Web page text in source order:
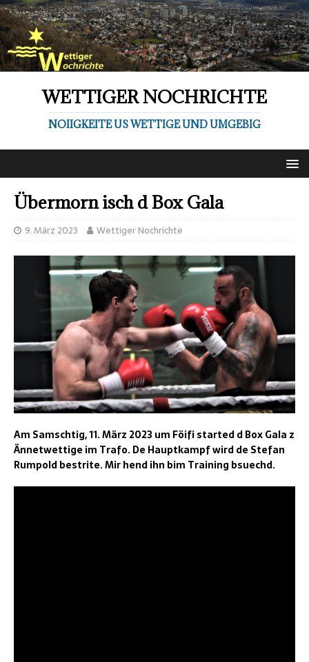
WETTIGER NOCHRICHTE
NOIIGKEITE US WETTIGE UND UMGEBIG
Übermorn isch d Box Gala
9. März 2023 Wettiger Nochrichte
Am Samschtig, 11. März 2023 um Föifi started d Box Gala z
Ännetwettige im Trafo. De Hauptkampf wird de Stefan
Rumpold bestrite. Mir hend ihn bim Training bsuechd.